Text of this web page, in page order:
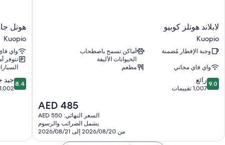
لابلاند
هوتلز
كوبيو
Kuopio
لابلاند هوتلز كوبيو
Kuopio
وجبة الإفطار مُضمنة
أماكن تسمح باصطحاب
الحيوانات الأليفة
واي فاي مجاني
مطعم
9.0
من
9.0 رائع
1,007 تقييمات
السعر
الحالي
هو
AED
485
AED 485
السعر النهائي: AED 550
يشمل الضرائب والرسوم
من 2026/08/20 إلى 2026/08/21
هوتل
Kuopio
هوتل
Kuopio
واي
تتوفر
8.4
من
8.4 جيد
1,002 تقييم